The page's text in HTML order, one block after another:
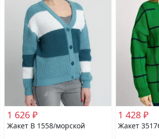
1 626 ₽
Жакет В 1558/морской
1 428 ₽
Жакет